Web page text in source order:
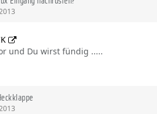
und Du wirst fündig .....